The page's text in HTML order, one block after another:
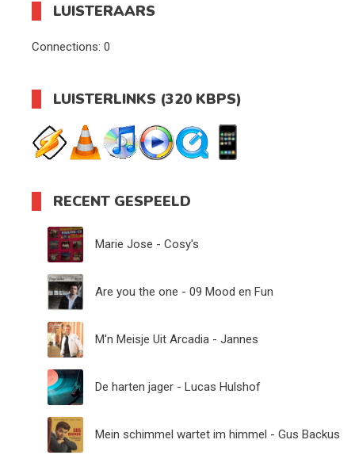
LUISTERAARS
Connections: 0
LUISTERLINKS (320 KBPS)
RECENT GESPEELD
Marie Jose - Cosy's
Are you the one - 09 Mood en Fun
M'n Meisje Uit Arcadia - Jannes
De harten jager - Lucas Hulshof
Mein schimmel wartet im himmel - Gus Backus